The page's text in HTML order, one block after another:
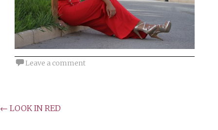
Leave a comment
Post
← LOOK IN RED